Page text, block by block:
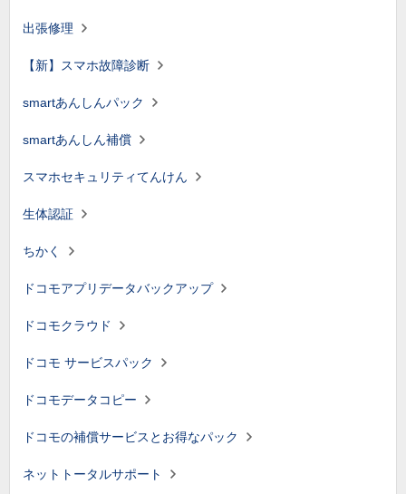
出張修理
【新】スマホ故障診断
smartあんしんパック
smartあんしん補償
スマホセキュリティてんけん
生体認証
ちかく
ドコモアプリデータバックアップ
ドコモクラウド
ドコモ サービスパック
ドコモデータコピー
ドコモの補償サービスとお得なパック
ネットトータルサポート